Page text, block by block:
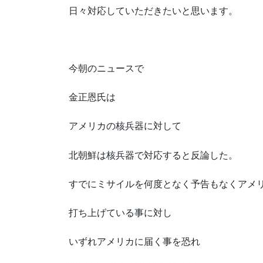
日々対応していただきたいと思います。
今朝のニュースで
金正恩氏は
アメリカの核兵器に対して
北朝鮮は核兵器で対応すると反論した。
すでにミサイルを何度となく予告もなくアメ
打ち上げている事に対し
いずれアメリカに届く事を恐れ